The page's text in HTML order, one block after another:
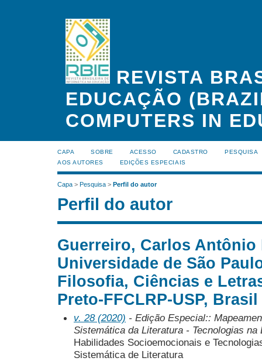
REVISTA
EDUCAÇÃO
COMPUTERS IN
CAPA SOBRE ACESSO CADASTRO
PESQUISA
AOS AUTORES
EDIÇÕES ESPECIAIS
Capa > Pesquisa > Perfil do autor
Perfil do autor
Guerreiro, Carlos Antônio
Universidade de São
Filosofia, Ciências e
Preto-FFCLRP-USP, Brasil
v. 28 (2020) - Edição Especial::
Sistemática da Literatura - Tecnologias na
Habilidades Socioemocionais e
Sistemática de Literatura